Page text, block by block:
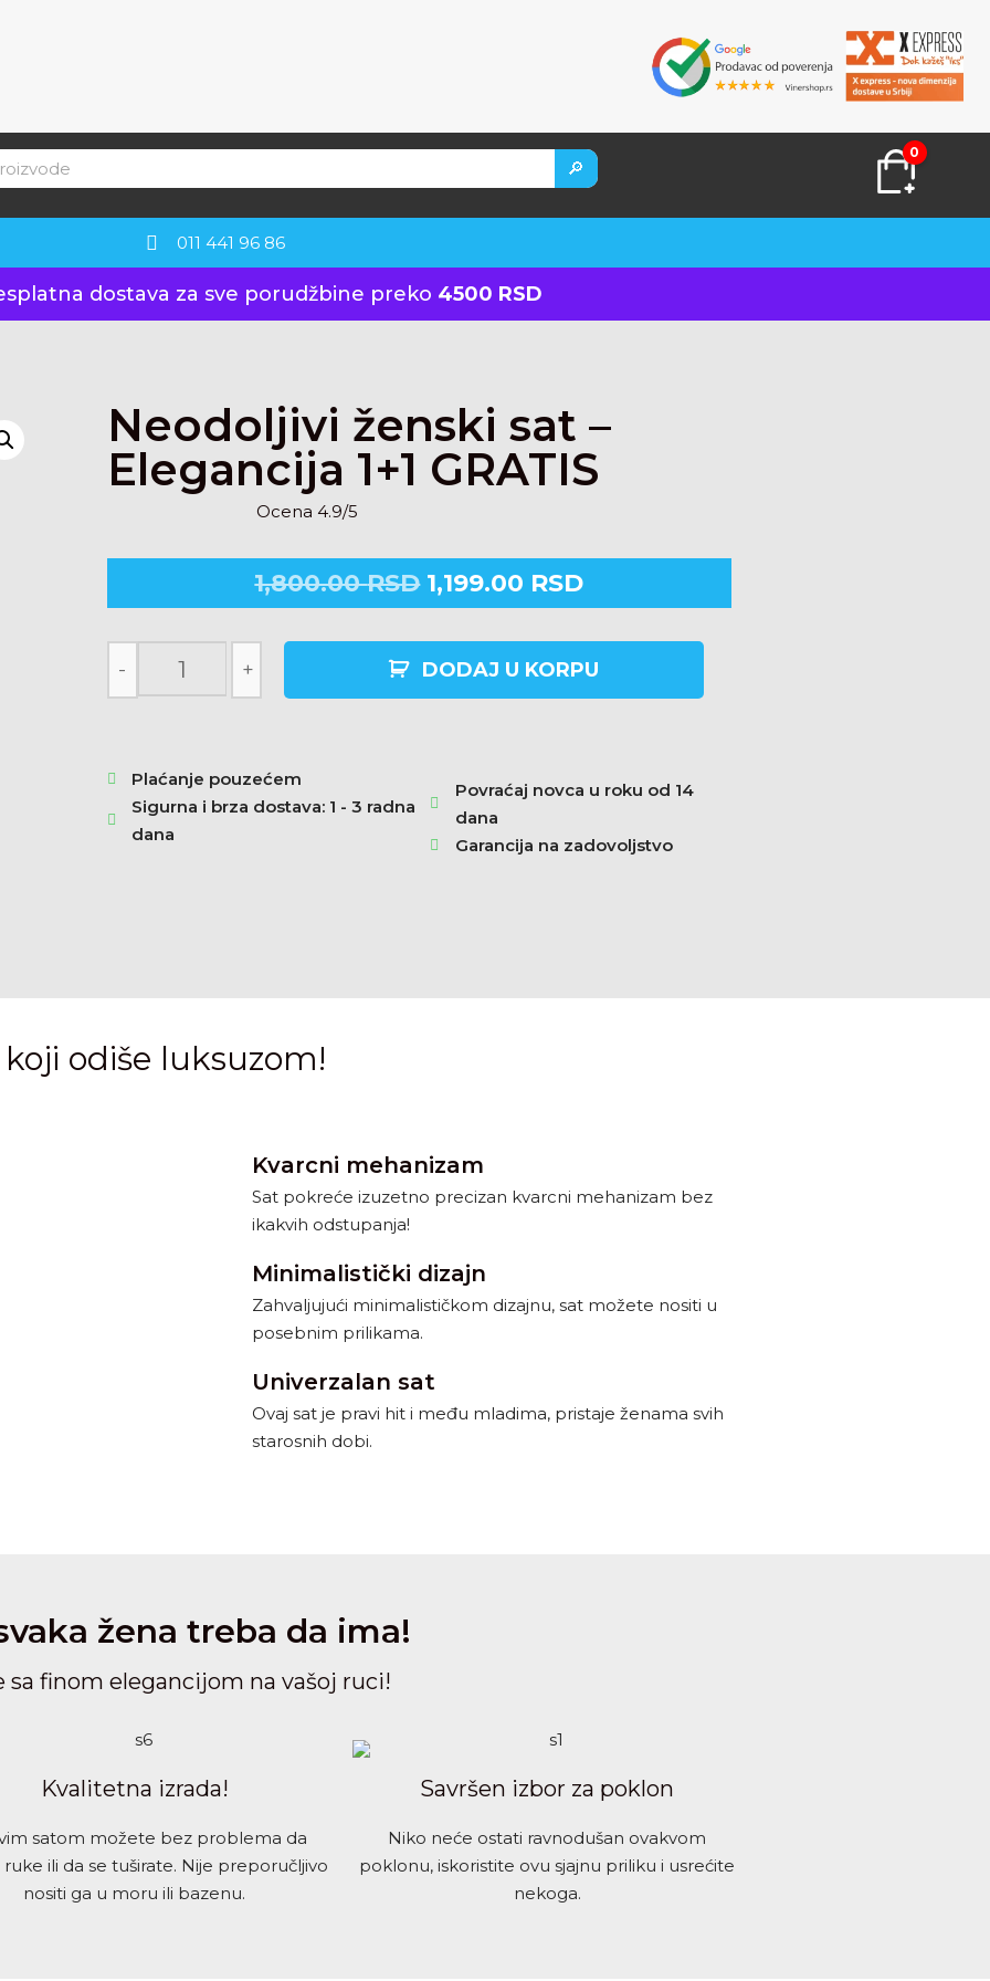
🔎
0
011 441 96 86
dostava za sve porudžbine preko 4500 RSD
Neodoljivi ženski sat –
Elegancija 1+1 GRATIS
Ocena 4.9/5
1,800.00RSD 1,199.00 RSD
- + DODAJ U KORPU
Plaćanje pouzećem
Sigurna i brza dostava: 1 - 3 radna
dana
Povraćaj novca u roku od 14
dana
Garancija na zadovoljstvo
odiše luksuzom!
Kvarcni mehanizam
Sat pokreće izuzetno precizan kvarcni mehanizam bez
ikakvih odstupanja!
Minimalistički dizajn
Zahvaljujući minimalističkom dizajnu, sat možete nositi u
posebnim prilikama.
Univerzalan sat
Ovaj sat je pravi hit i među mladima, pristaje ženama svih
starosnih dobi.
žena treba da ima!
sa finom elegancijom na vašoj ruci!
Kvalitetna izrada!
satom možete bez problema da
ili da se tuširate. Nije preporučljivo
nositi ga u moru ili bazenu.
Savršen izbor za poklon
Niko neće ostati ravnodušan ovakvom
poklonu, iskoristite ovu sjajnu priliku i usrećite
nekoga.